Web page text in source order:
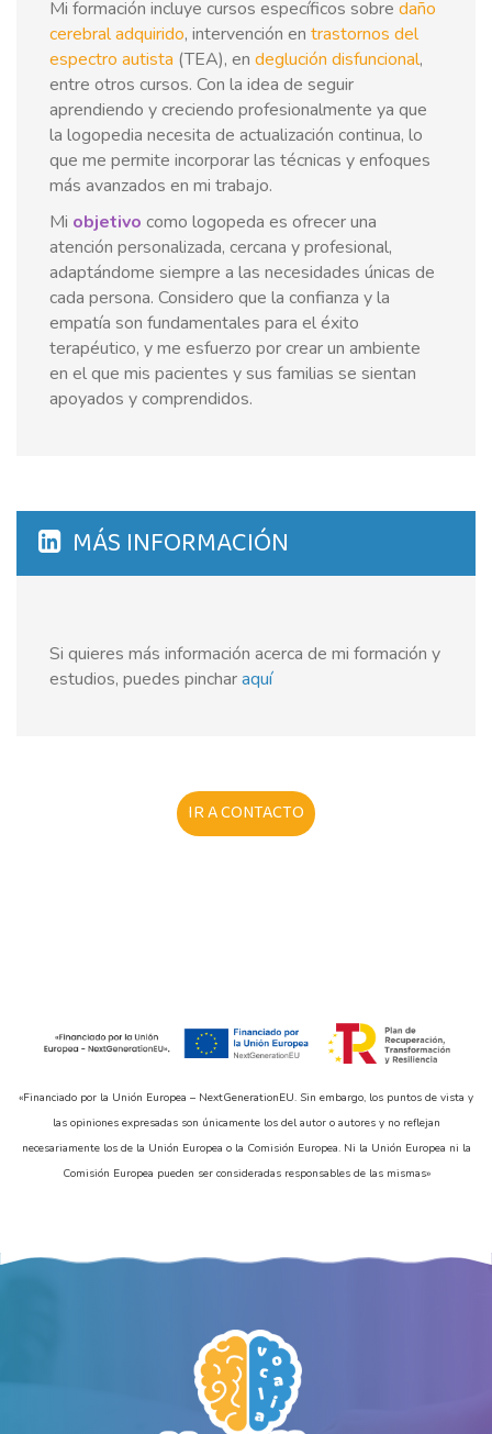
Mi formación incluye cursos específicos sobre daño
cerebral adquirido, intervención en trastornos del
espectro autista (TEA), en deglución disfuncional,
entre otros cursos. Con la idea de seguir
aprendiendo y creciendo profesionalmente ya que
la logopedia necesita de actualización continua, lo
que me permite incorporar las técnicas y enfoques
más avanzados en mi trabajo.
Mi objetivo como logopeda es ofrecer una
atención personalizada, cercana y profesional,
adaptándome siempre a las necesidades únicas de
cada persona. Considero que la confianza y la
empatía son fundamentales para el éxito
terapéutico, y me esfuerzo por crear un ambiente
en el que mis pacientes y sus familias se sientan
apoyados y comprendidos.
MÁS INFORMACIÓN
Si quieres más información acerca de mi formación y
estudios, puedes pincharaquí
IR A CONTACTO
«Financiado por la Unión Europea – NextGenerationEU. Sin embargo, los puntos de vista y
las opiniones expresadas son únicamente los del autor o autores y no reflejan
necesariamente los de la Unión Europea o la Comisión Europea. Ni la Unión Europea ni la
Comisión Europea pueden ser consideradas responsables de las mismas»